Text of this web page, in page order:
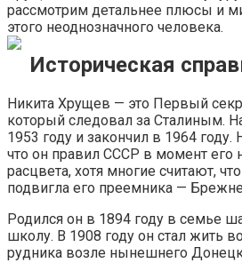
рассмотрим детальнее плюсы и
этого неоднозначного человека.
Историческая
Никита Хрущев — это Первый
который следовал за Сталиным.
1953 году и закончил в 1964 году.
что он правил СССР в момент его
расцвета, хотя многие считают,
подвигла его преемника —
Родился он в 1894 году в семье
школу. В 1908 году он стал жить
рудника возле нынешнего